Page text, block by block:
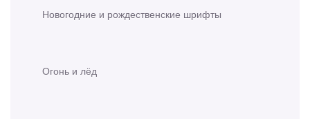
Новогодние и рождественские шрифты
Огонь и лёд